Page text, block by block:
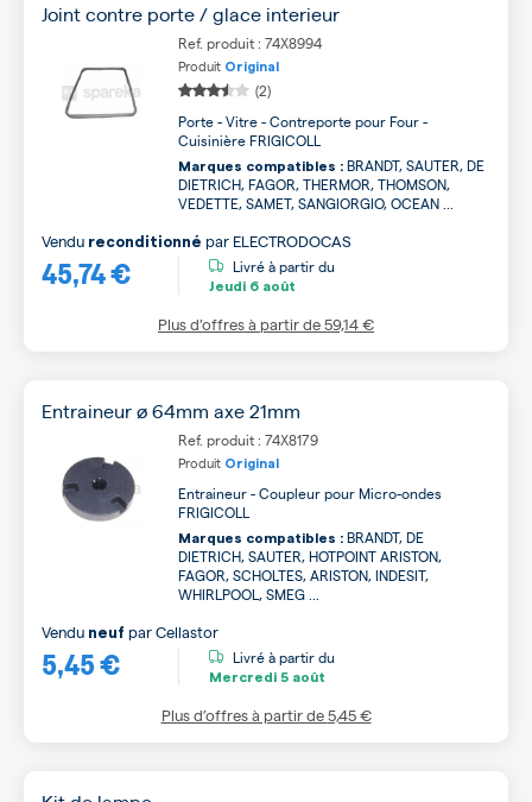
Joint contre porte / glace interieur
Ref. produit : 74X8994
Produit Original
(2)
Porte - Vitre - Contreporte pour Four -
Cuisinière FRIGICOLL
Marques compatibles : BRANDT, SAUTER, DE
DIETRICH, FAGOR, THERMOR, THOMSON,
VEDETTE, SAMET, SANGIORGIO, OCEAN ...
45,74 €
Vendu reconditionné par ELECTRODOCAS
Livré à partir du
Jeudi 6 août
Plus d’offres à partir de59,14 €
Entraineur ø 64mm axe 21mm
Ref. produit : 74X8179
Produit Original
Entraineur - Coupleur pour Micro-ondes
FRIGICOLL
Marques compatibles : BRANDT, DE
DIETRICH, SAUTER, HOTPOINT ARISTON,
FAGOR, SCHOLTES, ARISTON, INDESIT,
WHIRLPOOL, SMEG ...
5,45 €
Vendu neuf parCellastor
Livré à partir du
Mercredi 5 août
Plus d’offres à partir de5,45 €